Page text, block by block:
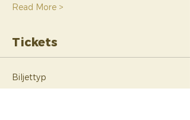
Read More >
Tickets
Biljettyp